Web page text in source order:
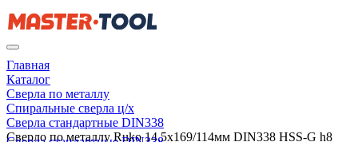
Главная
Каталог
Сверла по металлу
Спиральные сверла ц/х
Сверла стандартные DIN338
Сверло по металлу Ruko 14,5x169/114мм DIN338 HSS-G h8